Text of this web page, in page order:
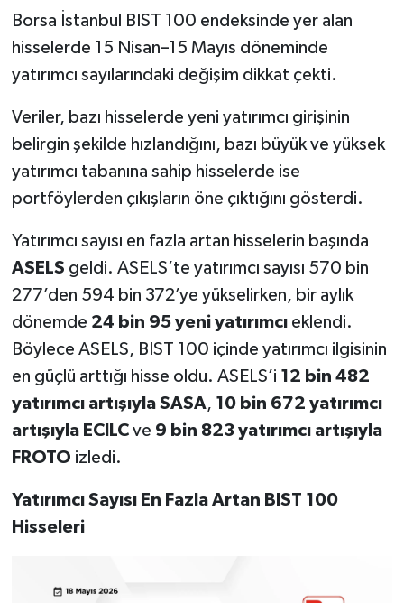
Borsa İstanbul BIST 100 endeksinde yer alan
hisselerde 15 Nisan–15 Mayıs döneminde
yatırımcı sayılarındaki değişim dikkat çekti.
Veriler, bazı hisselerde yeni yatırımcı girişinin
belirgin şekilde hızlandığını, bazı büyük ve yüksek
yatırımcı tabanına sahip hisselerde ise
portföylerden çıkışların öne çıktığını gösterdi.
Yatırımcı sayısı en fazla artan hisselerin başında
ASELS geldi. ASELS’te yatırımcı sayısı 570 bin
277’den 594 bin 372’ye yükselirken, bir aylık
dönemde 24 bin 95 yeni yatırımcıeklendi.
Böylece ASELS, BIST 100 içinde yatırımcı ilgisinin
en güçlü arttığı hisse oldu. ASELS’i 12 bin 482
yatırımcı artışıyla SASA, 10 bin 672 yatırımcı
artışıyla ECILCve 9 bin 823 yatırımcı artışıyla
FROTO izledi.
Yatırımcı Sayısı En Fazla Artan BIST 100
Hisseleri